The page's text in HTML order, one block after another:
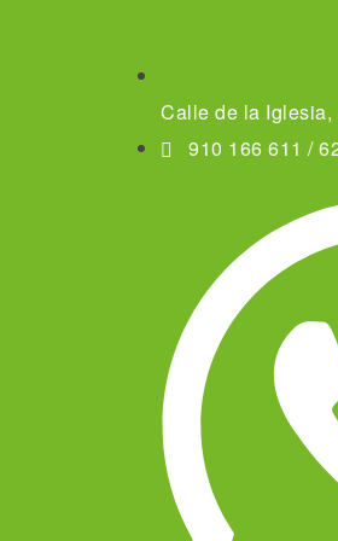
Calle de la
910 166 611 /